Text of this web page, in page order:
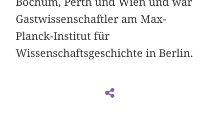
Gastwissenschaftler am Max-
Planck-Institut für
Wissenschaftsgeschichte in Berlin.